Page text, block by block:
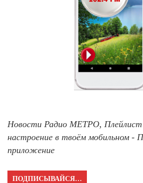
Новости Радио МЕТРО, Плейлист
настроение в твоём мобильном -
приложение
ПОДПИСЫВАЙСЯ…